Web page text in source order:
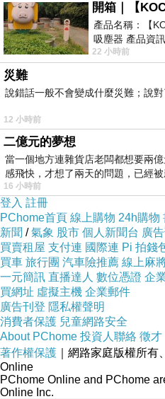
產品名稱：【
吸塵器 產品資
線手持吸塵器評
22 小時前
災難
說錯話一般不會變成什麼災難；說對
12 小時前
二億元的夢想
當一個地方連雜貨店老闆都想要兩
感飛快，才想了兩天的問題，已經
16 小時前
登入 註冊
PChome首頁 線上購物 24h購物
新聞 /氣象 股市 個人新聞台 廣
買賣租屋 支付連 國際連 Pi 拍錢
買車 旅行團 汽車險推薦 線上麻
一元簡訊 直播達人 數位憑證 企
買網址 虛擬主機 企業郵件
廣告刊登 隱私權聲明
消費者保護 兒童網路安全
About PChome 投資人聯絡 徵才
著作權保護 ｜網路家庭版權所有
Online
PChome Online and PChome
Online Inc.